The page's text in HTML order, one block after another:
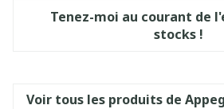
Tenez-moi au courant de
stocks !
Voir tous les produits de Appeg